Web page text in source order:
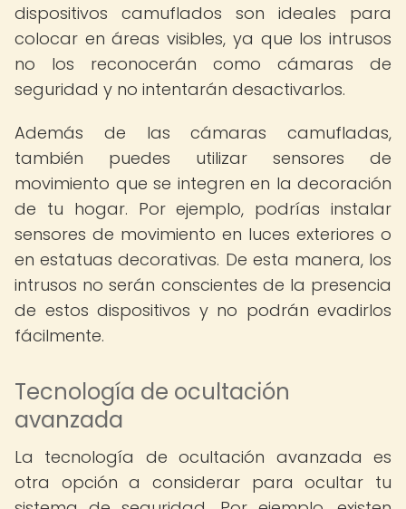
dispositivos camuflados son ideales para
colocar en áreas visibles, ya que los intrusos
no los reconocerán como cámaras de
seguridad y no intentarán desactivarlos.
Además de las cámaras camufladas,
también puedes utilizar sensores de
movimiento que se integren en la decoración
de tu hogar. Por ejemplo, podrías instalar
sensores de movimiento en luces exteriores o
en estatuas decorativas. De esta manera, los
intrusos no serán conscientes de la presencia
de estos dispositivos y no podrán evadirlos
fácilmente.
Tecnología de ocultación
avanzada
La tecnología de ocultación avanzada es
otra opción a considerar para ocultar tu